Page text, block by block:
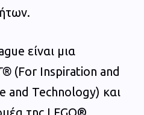
είναι μια
(For Inspiration and
and Technology) και